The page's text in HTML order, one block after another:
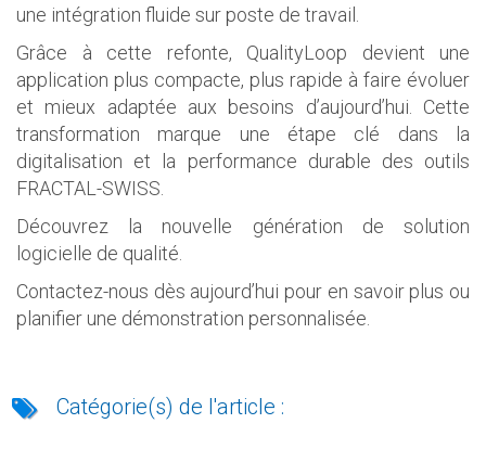
une intégration fluide sur poste de travail.
Grâce à cette refonte, QualityLoop devient une
application plus compacte, plus rapide à faire évoluer
et mieux adaptée aux besoins d’aujourd’hui. Cette
transformation marque une étape clé dans la
digitalisation et la performance durable des outils
FRACTAL-SWISS.
Découvrez la nouvelle génération de solution
logicielle de qualité.
Contactez-nous dès aujourd’hui pour en savoir plus ou
planifier une démonstration personnalisée.
Catégorie(s) de l'article :